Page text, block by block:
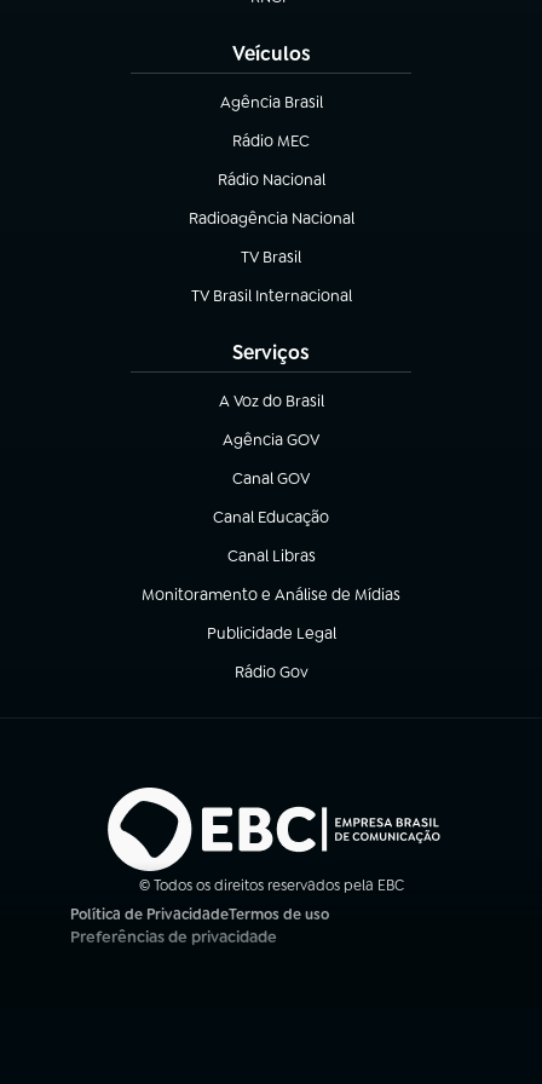
(abre em nova aba)
Veículos
Agência Brasil
(abre em nova aba)
Rádio MEC
Rádio Nacional
(abre em nova aba)
Radioagência Nacional
(abre em nova aba)
TV Brasil
(abre em nova aba)
TV Brasil Internacional
(abre em nova aba)
Serviços
A Voz do Brasil
(abre em nova aba)
Agência GOV
(abre em nova aba)
Canal GOV
(abre em nova aba)
Canal Educação
(abre em nova aba)
Canal Libras
(abre em nova aba)
Monitoramento e Análise de Mídias
(abre em nova aba)
Publicidade Legal
(abre em nova aba)
Rádio Gov
(abre em nova aba)
© Todos os direitos reservados pela EBC
Política de Privacidade
(abre em nova aba)
Termos de uso
(abre em nova aba)
Preferências de privacidade